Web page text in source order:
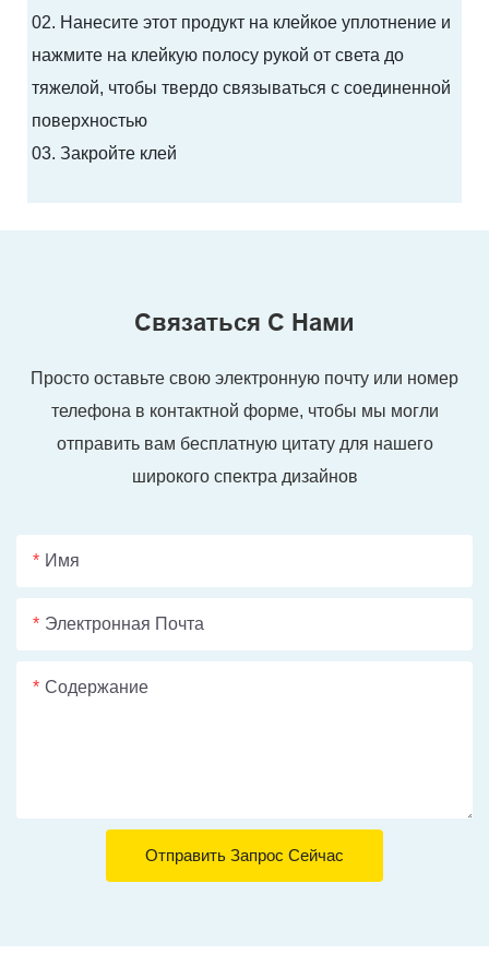
02. Нанесите этот продукт на клейкое уплотнение и
нажмите на клейкую полосу рукой от света до
тяжелой, чтобы твердо связываться с соединенной
поверхностью
03. Закройте клей
Связаться С Нами
Просто оставьте свою электронную почту или номер
телефона в контактной форме, чтобы мы могли
отправить вам бесплатную цитату для нашего
широкого спектра дизайнов
Имя
Электронная Почта
Содержание
Отправить Запрос Сейчас